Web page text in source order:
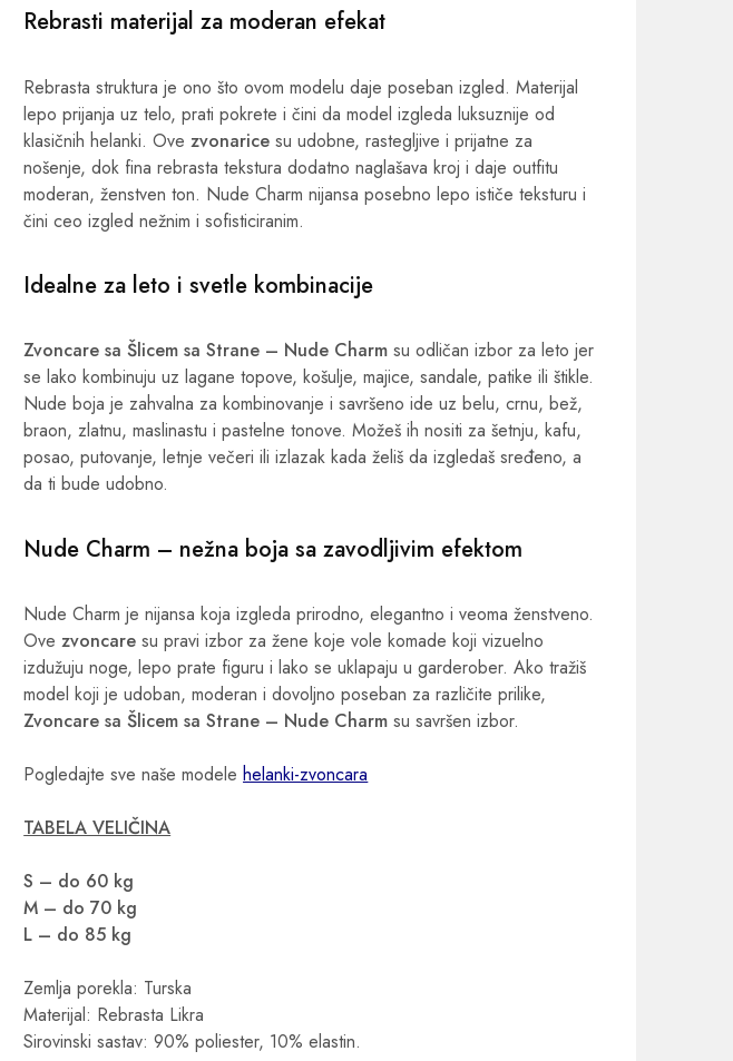
Rebrasti materijal za moderan efekat
Rebrasta struktura je ono što ovom modelu daje poseban izgled. Materijal
lepo prijanja uz telo, prati pokrete i čini da model izgleda luksuznije od
klasičnih helanki. Ovezvonarice su udobne, rastegljive i prijatne za
nošenje, dok fina rebrasta tekstura dodatno naglašava kroj i daje outfitu
moderan, ženstven ton. Nude Charm nijansa posebno lepo ističe teksturu i
čini ceo izgled nežnim i sofisticiranim.
Idealne za leto i svetle kombinacije
Zvoncare sa Šlicem sa Strane – Nude Charm su odličan izbor za leto jer
se lako kombinuju uz lagane topove, košulje, majice, sandale, patike ili štikle.
Nude boja je zahvalna za kombinovanje i savršeno ide uz belu, crnu, bež,
braon, zlatnu, maslinastu i pastelne tonove. Možeš ih nositi za šetnju, kafu,
posao, putovanje, letnje večeri ili izlazak kada želiš da izgledaš sređeno, a
da ti bude udobno.
Nude Charm – nežna boja sa zavodljivim efektom
Nude Charm je nijansa koja izgleda prirodno, elegantno i veoma ženstveno.
Ovezvoncare su pravi izbor za žene koje vole komade koji vizuelno
izdužuju noge, lepo prate figuru i lako se uklapaju u garderober. Ako tražiš
model koji je udoban, moderan i dovoljno poseban za različite prilike,
Zvoncare sa Šlicem sa Strane – Nude Charm su savršen izbor.
Pogledajte sve naše modelehelanki-zvoncara
TABELA VELIČINA
S – do 60 kg
M – do 70 kg
L – do 85 kg
Zemlja porekla: Turska
Materijal: Rebrasta Likra
Sirovinski sastav: 90% poliester, 10% elastin.